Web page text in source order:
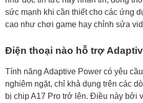
sức mạnh khi cần thiết cho các ứng
cao như chơi game hay chỉnh sửa
Điện thoại nào hỗ trợ
Tính năng Adaptive Power có yêu
nghiêm ngặt, chỉ khả dụng trên các
bị chip A17 Pro trở lên. Điều này bởi